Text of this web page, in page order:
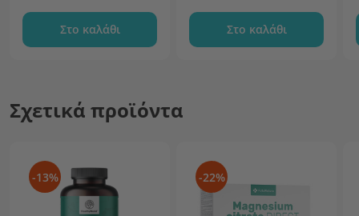
Στο καλάθι Στο καλάθι
Σχετικά προϊόντα
-13% -22%